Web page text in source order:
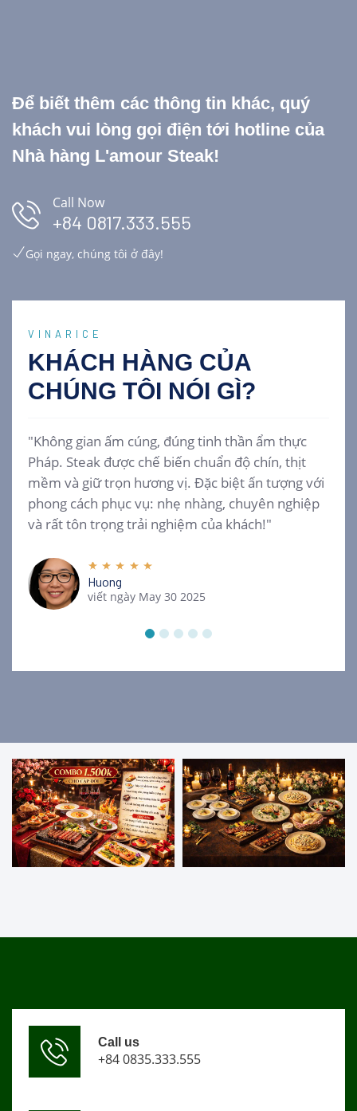
Để biết thêm các thông tin khác, quý
khách vui lòng gọi điện tới hotline của
Nhà hàng L'amour Steak!
Call Now
+84 0817.333.555
Gọi ngay, chúng tôi ở đây!
VINARICE
KHÁCH HÀNG CỦA
CHÚNG TÔI NÓI GÌ?
"Không gian ấm cúng, đúng tinh thần ẩm thực
Pháp. Steak được chế biến chuẩn độ chín, thịt
mềm và giữ trọn hương vị. Đặc biệt ấn tượng với
phong cách phục vụ: nhẹ nhàng, chuyên nghiệp
và rất tôn trọng trải nghiệm của khách!"
Huong
viết ngày May 30 2025
Call us
+84 0835.333.555